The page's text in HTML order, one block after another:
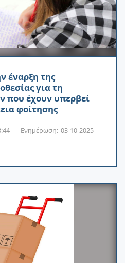
έναρξη της
για τη
που έχουν υπερβεί
φοίτησης
| Ενημέρωση: 03-10-2025